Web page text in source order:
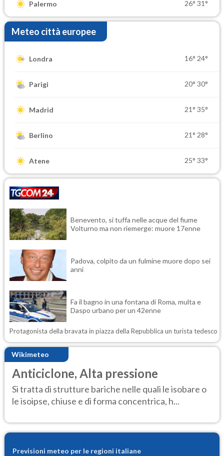
Palermo 26° 31°
Meteo città europee
Londra 16° 24°
Parigi 20° 30°
Madrid 21° 35°
Berlino 21° 28°
Atene 25° 33°
Benevento, si tuffa nelle acque del fiume
Volturno ma non riemerge: muore 17enne
Padova, colpito da un fulmine muore dopo sei
anni
Fa il bagno in una fontana di Roma, multa e
Daspo urbano per un 42enne
Protagonista della bravata in piazza della Repubblica un turista tedesco
Wikimeteo
Anticiclone, Alta pressione
Si tratta di strutture bariche nelle quali le isobare o
le isoipse, chiuse e di forma concentrica, h...
Previsioni meteo per le regioni italiane